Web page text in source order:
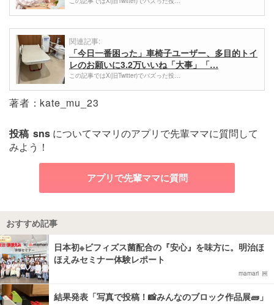
関連記事:
「今日一番困った」車椅子ユーザー、多目的トイ
レのお願いに3.2万いいね「大事」「…
この記事ではX(旧Twitter)でバズった投…
著者：kate_mu_23
投稿 sns についてママリのアプリで先輩ママに質問して
みよう！
アプリで先輩ママに質問
おすすめ記事
日本初※ビフィズス菌配合の『安心』を味方に。明治ほ
ほえみセミナー体験レポート
mamari
結果発表「写真で投稿！📸みんなのブロック作品展🧱」